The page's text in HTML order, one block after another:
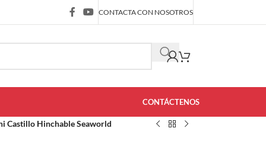
CONTACTA CON NOSOTROS
CONTÁCTENOS
Castillo Hinchable Seaworld